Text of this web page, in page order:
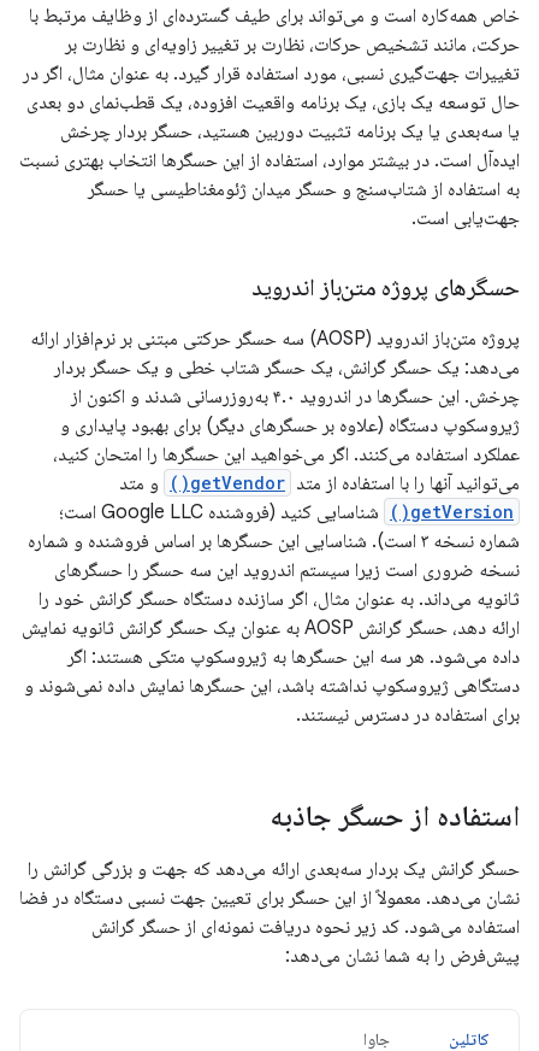
خاص همه‌کاره است و می‌تواند برای طیف گسترده‌ای از وظایف مرتبط با
حرکت، مانند تشخیص حرکات، نظارت بر تغییر زاویه‌ای و نظارت بر
تغییرات جهت‌گیری نسبی، مورد استفاده قرار گیرد. به عنوان مثال، اگر در
حال توسعه یک بازی، یک برنامه واقعیت افزوده، یک قطب‌نمای دو بعدی
یا سه‌بعدی یا یک برنامه تثبیت دوربین هستید، حسگر بردار چرخش
ایده‌آل است. در بیشتر موارد، استفاده از این حسگرها انتخاب بهتری نسبت
به استفاده از شتاب‌سنج و حسگر میدان ژئومغناطیسی یا حسگر
جهت‌یابی است.
حسگرهای پروژه متن‌باز اندروید
پروژه متن‌باز اندروید (AOSP) سه حسگر حرکتی مبتنی بر نرم‌افزار ارائه
می‌دهد: یک حسگر گرانش، یک حسگر شتاب خطی و یک حسگر بردار
چرخش. این حسگرها در اندروید ۴.۰ به‌روزرسانی شدند و اکنون از
ژیروسکوپ دستگاه (علاوه بر حسگرهای دیگر) برای بهبود پایداری و
عملکرد استفاده می‌کنند. اگر می‌خواهید این حسگرها را امتحان کنید،
می‌توانید آنها را با استفاده از متد getVendor() و متد
getVersion()
شناسایی کنید (فروشنده Google LLC است؛
شماره نسخه ۳ است). شناسایی این حسگرها بر اساس فروشنده و شماره
نسخه ضروری است زیرا سیستم اندروید این سه حسگر را حسگرهای
ثانویه می‌داند. به عنوان مثال، اگر سازنده دستگاه حسگر گرانش خود را
ارائه دهد، حسگر گرانش AOSP به عنوان یک حسگر گرانش ثانویه نمایش
داده می‌شود. هر سه این حسگرها به ژیروسکوپ متکی هستند: اگر
دستگاهی ژیروسکوپ نداشته باشد، این حسگرها نمایش داده نمی‌شوند و
برای استفاده در دسترس نیستند.
استفاده از حسگر جاذبه
حسگر گرانش یک بردار سه‌بعدی ارائه می‌دهد که جهت و بزرگی گرانش را
نشان می‌دهد. معمولاً از این حسگر برای تعیین جهت نسبی دستگاه در فضا
استفاده می‌شود. کد زیر نحوه دریافت نمونه‌ای از حسگر گرانش
پیش‌فرض را به شما نشان می‌دهد:
کاتلین جاوا